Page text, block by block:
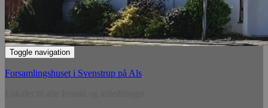
Toggle navigation
Forsamlingshuset i Svenstrup på Als